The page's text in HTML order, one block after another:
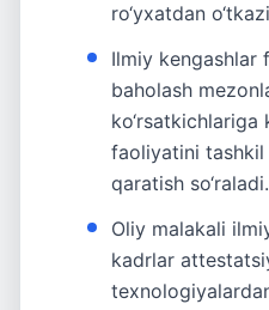
ro‘yxatdan
Ilmiy kengashlar
baholash
ko‘rsatkichlariga
faoliyatini
qaratish so‘raladi.
Oliy malakali
kadrlar